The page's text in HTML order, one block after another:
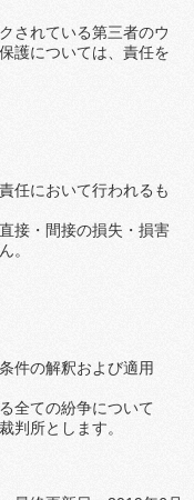
されている第三者のウ
護については、責任を
任において行われるも
接・間接の損失・損害
。
件の解釈および適用
全ての紛争について
判所とします。